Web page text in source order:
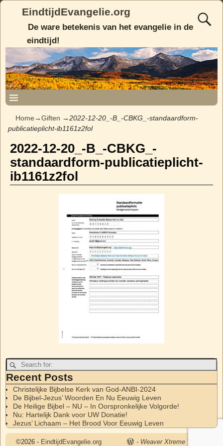
EindtijdEvangelie.org
De ware betekenis van het evangelie in de
eindtijd!
Home→Giften →2022-12-20_-B_-CBKG_-standaardform-
publicatieplicht-ib1161z2fol
2022-12-20_-B_-CBKG_-
standaardform-publicatieplicht-
ib1161z2fol
Recent Posts
Christelijke Bijbelse Kerk van God-ANBI-2024
De Bijbel-Jezus’ Woorden En Nu Eeuwig Leven
De Heilige Bijbel – NU – In Oorspronkelijke Volgorde!
Nu: Hartelijk Dank voor UW Donatie!
Jezus’ Lichaam – Het Brood Voor Eeuwig Leven
©2026 - EindtijdEvangelie.org - Weaver Xtreme Theme